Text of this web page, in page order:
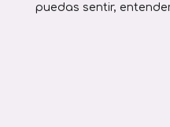
puedas sentir,